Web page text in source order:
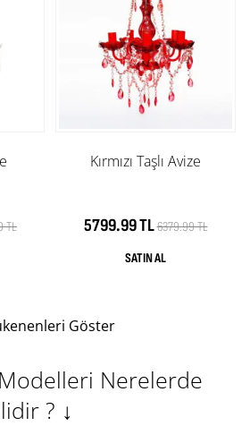
TL
Kırmızı Taşlı Avize
5799.99 TL6379.99 TL
Göster
Nerelerde
? ↓